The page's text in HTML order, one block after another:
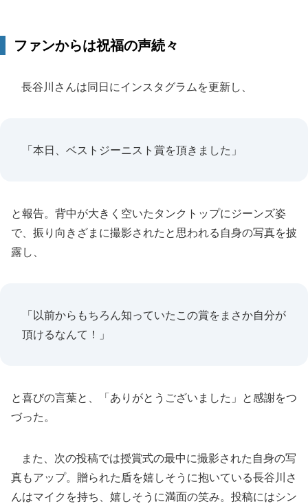
ファンからは祝福の声続々
長谷川さんは同日にインスタグラムを更新し、
「本日、ベストジーニスト賞を頂きました」
と報告。背中が大きく空いたタンクトップにジーンズ姿
で、振り向きざまに撮影されたと思われる自身の写真を披
露し、
「以前からもちろん知っていたこの賞をまさか自分が
頂けるなんて！」
と喜びの言葉と、「ありがとうございました」と感謝をつ
づった。
また、次の投稿では授賞式の最中に撮影された自身の写
真もアップ。贈られた盾を嬉しそうに抱いている長谷川さ
んはマイクを持ち、嬉しそうに満面の笑み。投稿にはシン